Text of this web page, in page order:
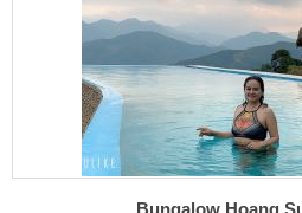
Bungalow Hoang